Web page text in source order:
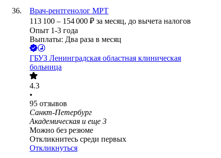
Врач-рентгенолог МРТ
113 100 – 154 000 ₽ за месяц, до вычета налогов
Опыт 1-3 года
Выплаты: Два раза в месяц
ГБУЗ Ленинградская областная клиническая
больница
4.3
•
95 отзывов
Санкт-Петербург
Академическая и еще 3
Можно без резюме
Откликнитесь среди первых
Откликнуться